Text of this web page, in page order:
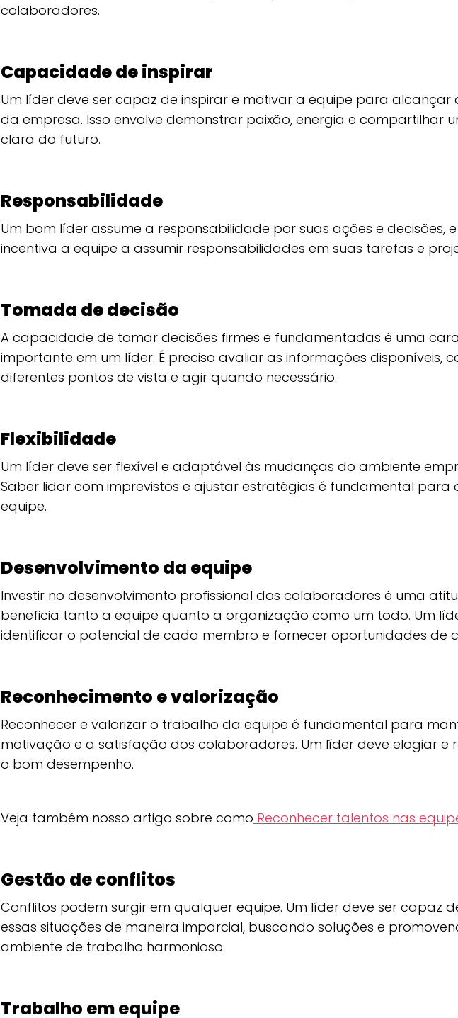
colaboradores.
Capacidade de inspirar
Um líder deve ser capaz de inspirar e motivar a equipe para alcançar
da empresa. Isso envolve demonstrar paixão, energia e compartilhar
clara do futuro.
Responsabilidade
Um bom líder assume a responsabilidade por suas ações e decisões,
incentiva a equipe a assumir responsabilidades em suas tarefas e
Tomada de decisão
A capacidade de tomar decisões firmes e fundamentadas é uma
importante em um líder. É preciso avaliar as informações disponíveis,
diferentes pontos de vista e agir quando necessário.
Flexibilidade
Um líder deve ser flexível e adaptável às mudanças do ambiente
Saber lidar com imprevistos e ajustar estratégias é fundamental para
equipe.
Desenvolvimento da equipe
Investir no desenvolvimento profissional dos colaboradores é uma
beneficia tanto a equipe quanto a organização como um todo. Um
identificar o potencial de cada membro e fornecer oportunidades de
Reconhecimento e valorização
Reconhecer e valorizar o trabalho da equipe é fundamental para
motivação e a satisfação dos colaboradores. Um líder deve elogiar e
o bom desempenho.
Veja também nosso artigo sobre como Reconhecer talentos nas
Gestão de conflitos
Conflitos podem surgir em qualquer equipe. Um líder deve ser capaz
essas situações de maneira imparcial, buscando soluções e
ambiente de trabalho harmonioso.
Trabalho em equipe